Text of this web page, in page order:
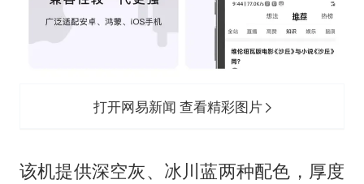
打开网易新闻 查看精彩图片
该机提供深空灰、冰川蓝两种配色，厚度